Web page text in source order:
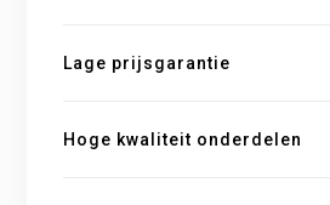
Lage prijsgarantie
Hoge kwaliteit onderdelen